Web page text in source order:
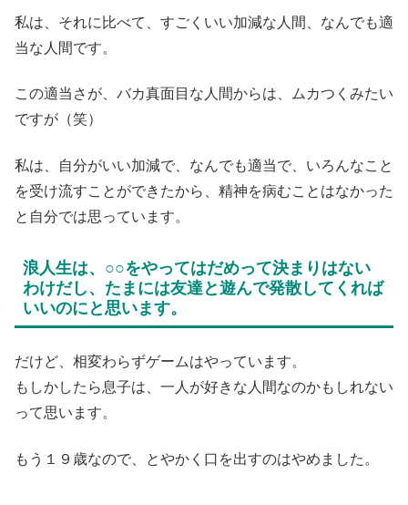
私は、それに比べて、すごくいい加減な人間、なんでも適
当な人間です。
この適当さが、バカ真面目な人間からは、ムカつくみたい
ですが（笑）
私は、自分がいい加減で、なんでも適当で、いろんなこと
を受け流すことができたから、精神を病むことはなかった
と自分では思っています。
浪人生は、○○をやってはだめって決まりはない
わけだし、たまには友達と遊んで発散してくれば
いいのにと思います。
だけど、相変わらずゲームはやっています。
もしかしたら息子は、一人が好きな人間なのかもしれない
って思います。
もう１９歳なので、とやかく口を出すのはやめました。